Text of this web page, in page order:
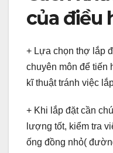
của điều
+ Lựa chọn thợ lắp
chuyên môn để tiến
kĩ thuật tránh việc
+ Khi lắp đặt cần
lượng tốt, kiểm tra
ống đồng nhỏ(